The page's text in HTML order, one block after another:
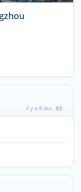
il y a 8 ans #3